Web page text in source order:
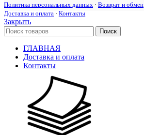
Политика персональных данных · Возврат и обмен
Доставка и оплата · Контакты
Закрыть
Поиск
ГЛАВНАЯ
Доставка и оплата
Контакты